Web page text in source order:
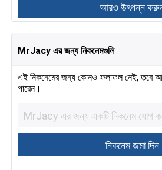
MrJacy এর জন্য নিকনেমগুলি
এই নিকনেমের জন্য কোনও ফলাফল নেই, তবে
পারেন।